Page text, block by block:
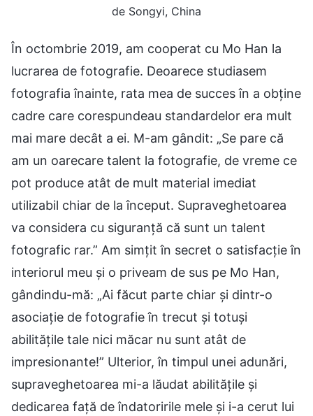
de Songyi, China
În octombrie 2019, am cooperat cu Mo Han la
lucrarea de fotografie. Deoarece studiasem
fotografia înainte, rata mea de succes în a obține
cadre care corespundeau standardelor era mult
mai mare decât a ei. M-am gândit: „Se pare că
am un oarecare talent la fotografie, de vreme ce
pot produce atât de mult material imediat
utilizabil chiar de la început. Supraveghetoarea
va considera cu siguranță că sunt un talent
fotografic rar.” Am simțit în secret o satisfacție în
interiorul meu și o priveam de sus pe Mo Han,
gândindu-mă: „Ai făcut parte chiar și dintr-o
asociație de fotografie în trecut și totuși
abilitățile tale nici măcar nu sunt atât de
impresionante!” Ulterior, în timpul unei adunări,
supraveghetoarea mi-a lăudat abilitățile și
dedicarea față de îndatoririle mele și i-a cerut lui